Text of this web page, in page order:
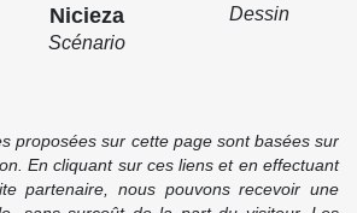
Nicieza
Scénario
Dessin
proposées sur cette page sont basées sur
En cliquant sur ces liens et en effectuant
partenaire, nous pouvons recevoir une